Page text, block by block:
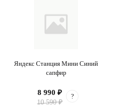
+7 (906) 630-10-91
Яндекс Станция Мини Синий
сапфир
8 990 ₽
10 590 ₽
?